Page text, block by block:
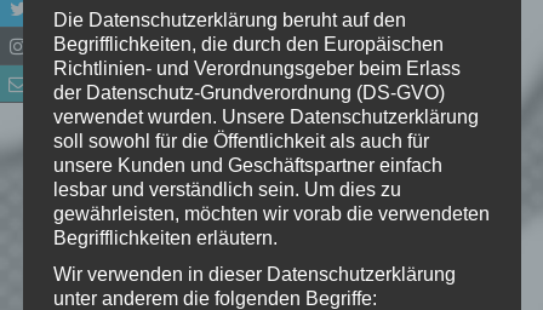
E-Mail-Adresse*
Website
*Ich habe die
Datenschutzerklärungzur
Kenntnis genommen. Ich stimme
zu, dass meine Angaben dauerhaft
gespeichert werden.
Die Datenschutzerklärung beruht auf den
Begrifflichkeiten, die durch den Europäischen
Richtlinien- und Verordnungsgeber beim Erlass
der Datenschutz-Grundverordnung (DS-GVO)
verwendet wurden. Unsere Datenschutzerklärung
soll sowohl für die Öffentlichkeit als auch für
unsere Kunden und Geschäftspartner einfach
lesbar und verständlich sein. Um dies zu
gewährleisten, möchten wir vorab die verwendeten
Begrifflichkeiten erläutern.
Wir verwenden in dieser Datenschutzerklärung
unter anderem die folgenden Begriffe: